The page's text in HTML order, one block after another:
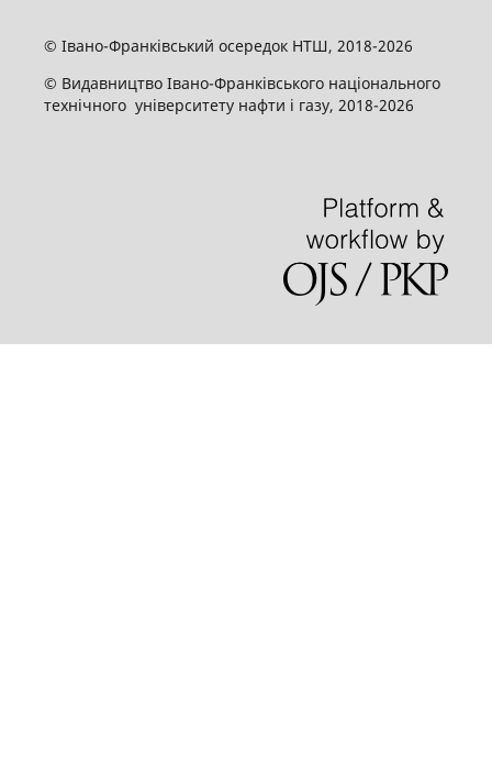
© Івано-Франківський осередок НТШ, 2018-2026
© Видавництво Івано-Франківського національного
технічного університету нафти і газу, 2018-2026